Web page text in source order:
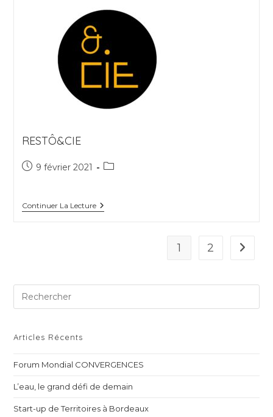
RESTÔ&CIE
Publication
9 février 2021
Post
Continuer La LectureRestÔ&Cie
1 2 Aller à
Articles Récents
Forum Mondial CONVERGENCES
L’eau, le grand défi de demain
Start-up de Territoires à Bordeaux